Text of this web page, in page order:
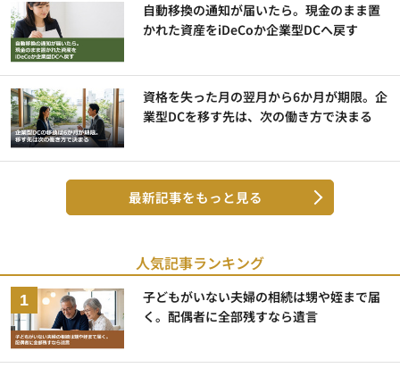
自動移換の通知が届いたら。現金のまま置
かれた資産をiDeCoか企業型DCへ戻す
資格を失った月の翌月から6か月が期限。企
業型DCを移す先は、次の働き方で決まる
最新記事をもっと見る
人気記事ランキング
子どもがいない夫婦の相続は甥や姪まで届
く。配偶者に全部残すなら遺言